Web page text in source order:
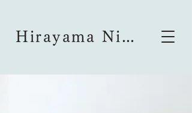
Hirayama Nichiyouhinten